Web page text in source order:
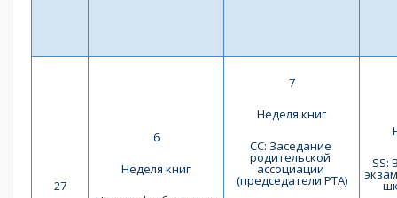
27
6
Неделя книг
7
Неделя книг
СС: Заседание
родительской
ассоциации
(председатели РТА)
SS: